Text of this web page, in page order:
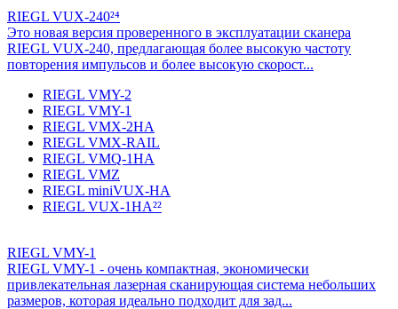
RIEGL VUX-240²⁴
Это новая версия проверенного в эксплуатации сканера
RIEGL VUX-240, предлагающая более высокую частоту
повторения импульсов и более высокую скорост...
RIEGL VMY-2
RIEGL VMY-1
RIEGL VMX-2HA
RIEGL VMX-RAIL
RIEGL VMQ-1HA
RIEGL VMZ
RIEGL miniVUX-HA
RIEGL VUX-1HA²²
RIEGL VMY-1
RIEGL VMY-1 - очень компактная, экономически
привлекательная лазерная сканирующая система небольших
размеров, которая идеально подходит для зад...